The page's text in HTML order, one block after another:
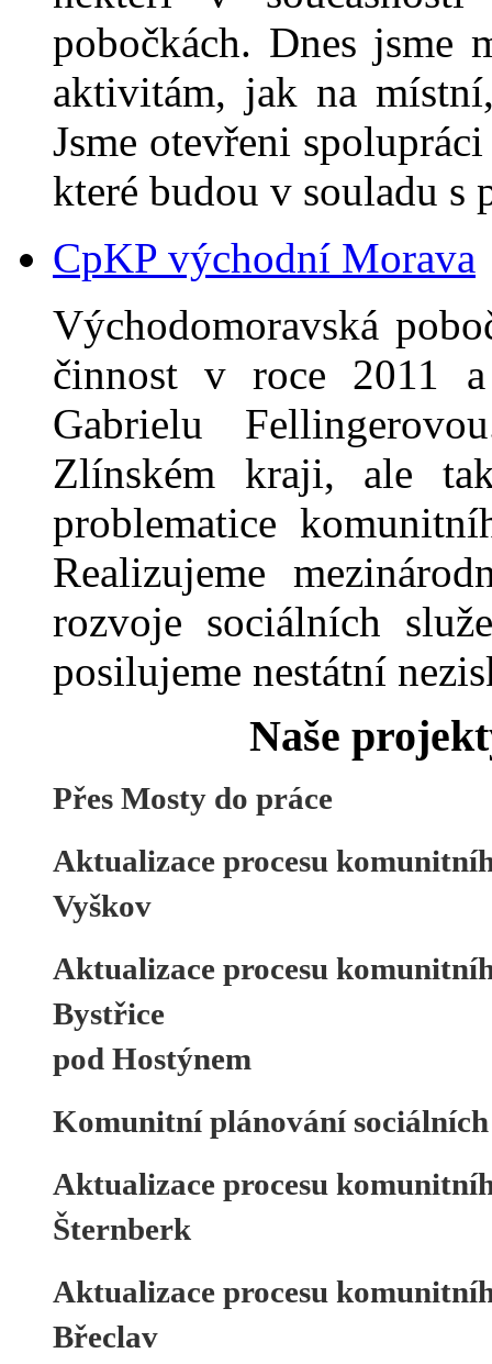
pobočkách. Dnes jsme
aktivitám, jak na
Jsme otevřeni
které budou v souladu s
CpKP východní Morava
Východomoravská
činnost v roce 2011
Gabrielu
Zlínském kraji, ale
problematice
Realizujeme
rozvoje sociálních
posilujeme nestátní
Naše
Přes Mosty do práce
Aktualizace procesu
Vyškov
Aktualizace procesu
Bystřice
pod Hostýnem
Komunitní plánování
Aktualizace procesu
Šternberk
Aktualizace procesu
Břeclav